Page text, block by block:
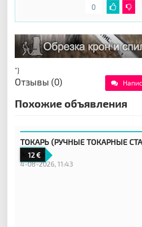
0
"}
Отзывы (0)
Похожие объявления
12
ТОКАРЬ (РУЧНЫЕ ТОКАРНЫЕ
Эстония
4-08-2026, 11:43